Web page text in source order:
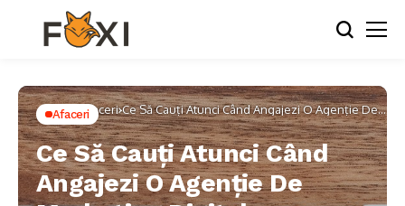
Home Afaceri Ce Să Cauți Atunci Când Angajezi O Agenție De
Marketing Digital
Afaceri
Ce Să Cauți Atunci Când
Angajezi O Agenție De